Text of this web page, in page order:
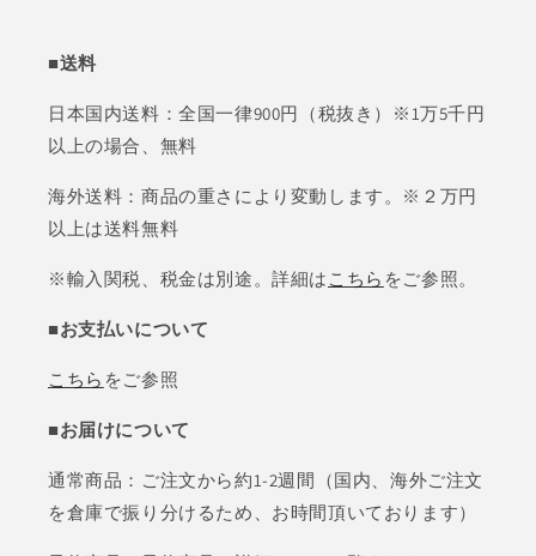
■送料
日本国内送料：全国一律900円（税抜き）※1万5千円
以上の場合、無料
海外送料：商品の重さにより変動します。※２万円
以上は送料無料
※輸入関税、税金は別途。詳細は こちら をご参照。
■お支払いについて
こちら をご参照
■お届けについて
通常商品：ご注文から約1-2週間（国内、海外ご注文
を倉庫で振り分けるため、お時間頂いております）